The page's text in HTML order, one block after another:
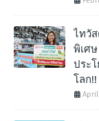
ไทวั
พิเศ
ประ
โลก!!
April